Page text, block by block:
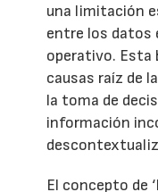
una limitación
entre los datos
operativo. Esta
causas raíz de
la toma de
información
El concepto de